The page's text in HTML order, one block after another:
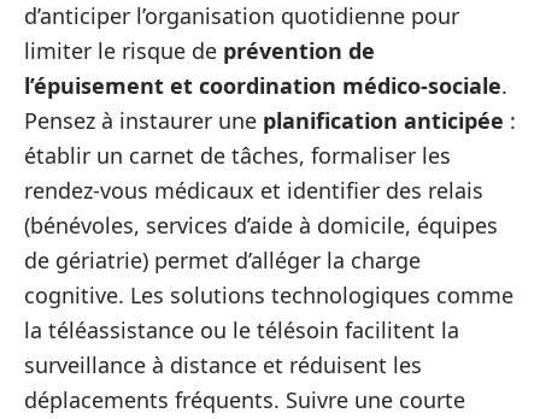
d’anticiper l’organisation quotidienne pour
limiter le risque de prévention de
l’épuisement et coordination médico-sociale.
Pensez à instaurer une planification anticipée :
établir un carnet de tâches, formaliser les
rendez‑vous médicaux et identifier des relais
(bénévoles, services d’aide à domicile, équipes
de gériatrie) permet d’alléger la charge
cognitive. Les solutions technologiques comme
la téléassistance ou le télésoin facilitent la
surveillance à distance et réduisent les
déplacements fréquents. Suivre une courte